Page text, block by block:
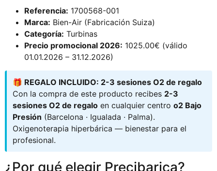
Referencia: 1700568-001
Marca: Bien-Air (Fabricación Suiza)
Categoría: Turbinas
Precio promocional 2026: 1025.00€ (válido
01.01.2026 – 31.12.2026)
🎁 REGALO INCLUIDO: 2-3 sesiones O2 de regalo
Con la compra de este producto recibes 2-3
sesiones O2 de regalo en cualquier centro o2 Bajo
Presión (Barcelona · Igualada · Palma).
Oxigenoterapia hiperbárica — bienestar para el
profesional.
¿Por qué elegir Precibarica?